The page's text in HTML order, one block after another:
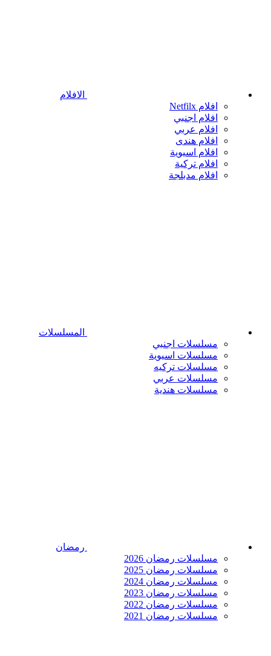
الافلام
افلام Netfilx
افلام اجنبي
افلام عربي
افلام هندى
افلام اسيوية
افلام تركية
افلام مدبلجة
المسلسلات
مسلسلات اجنبي
مسلسلات اسيوية
مسلسلات تركيه
مسلسلات عربي
مسلسلات هندية
رمضان
مسلسلات رمضان 2026
مسلسلات رمضان 2025
مسلسلات رمضان 2024
مسلسلات رمضان 2023
مسلسلات رمضان 2022
مسلسلات رمضان 2021